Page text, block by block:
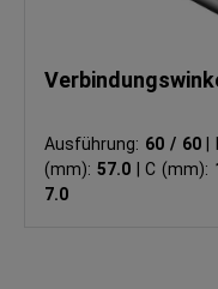
Ausführung: 60 / 60
(mm): 57.0 C (mm):
7.0